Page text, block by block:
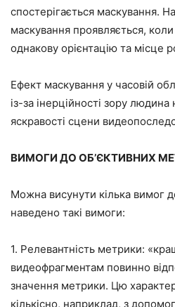
спостерігається маскування.
маскування проявляється,
однакову орієнтацію та місце
Ефект маскування у часовій
із-за інерційності зору людина
яскравості сцени
ВИМОГИ ДО ОБ’ЄКТИВНИХ
Можна висунути кілька вимог
наведено такі вимоги:
1. Релевантність метрики:
видеофрагментам повинно
значення метрики. Цю
кількісно, наприклад, з